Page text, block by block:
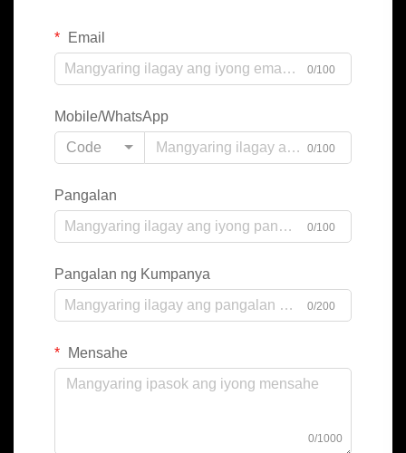
Email
0/100
Mobile/WhatsApp
Code
0/100
Pangalan
0/100
Pangalan ng Kumpanya
0/200
Mensahe
0/1000